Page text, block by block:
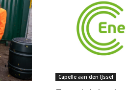
Capelle aan den IJssel